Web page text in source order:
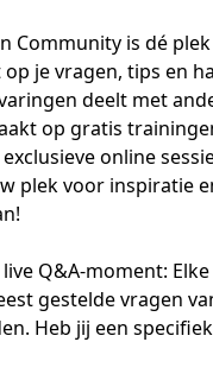
Community is dé
je vragen, tips en
deelt met
op gratis
online
plek voor inspiratie
Q&A-moment:
gestelde vragen
Heb jij een